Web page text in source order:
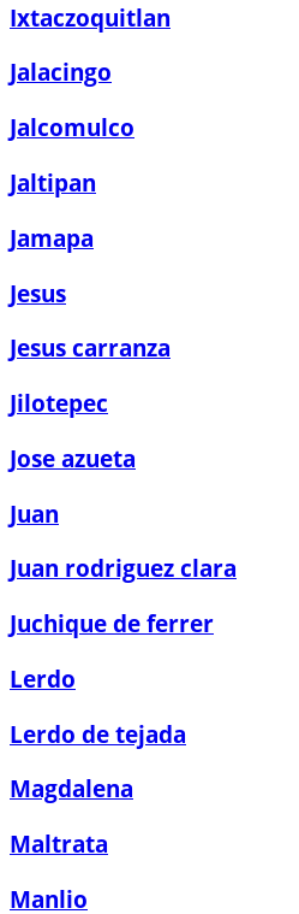
Ixtaczoquitlan
Jalacingo
Jalcomulco
Jaltipan
Jamapa
Jesus
Jesus carranza
Jilotepec
Jose azueta
Juan
Juan rodriguez clara
Juchique de ferrer
Lerdo
Lerdo de tejada
Magdalena
Maltrata
Manlio